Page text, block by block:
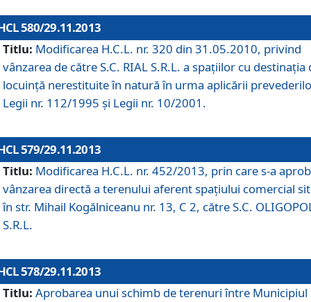
580/29.11.2013
Titlu: Modificarea H.C.L. nr. 320 din 31.05.2010, privind
vânzarea de către S.C. RIAL S.R.L. a spaţiilor cu destinaţia
locuinţă nerestituite în natură în urma aplicării
Legii nr. 112/1995 şi Legii nr. 10/2001.
579/29.11.2013
Titlu: Modificarea H.C.L. nr. 452/2013, prin care s-a
vânzarea directă a terenului aferent spaţiului comercial
în str. Mihail Kogălniceanu nr. 13, C 2, către S.C.
S.R.L.
578/29.11.2013
Titlu: Aprobarea unui schimb de terenuri între Municipiul